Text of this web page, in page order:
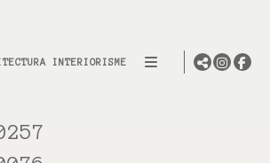
INTERIORISME